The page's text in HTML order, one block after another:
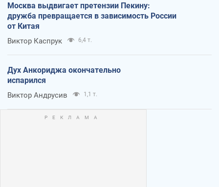
Москва выдвигает претензии Пекину:
дружба превращается в зависимость России
от Китая
Виктор Каспрук 6,4 т.
Дух Анкориджа окончательно
испарился
Виктор Андрусив 1,1 т.